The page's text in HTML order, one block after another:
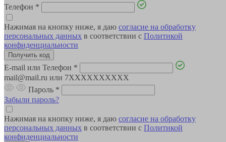
Телефон *
Нажимая на кнопку ниже, я даю согласие на обработку
персональных данных в соответствии с Политикой
конфиденциальности
E-mail или Телефон *
mail@mail.ru или 7XXXXXXXXXX
Пароль *
Забыли пароль?
Нажимая на кнопку ниже, я даю согласие на обработку
персональных данных в соответствии с Политикой
конфиденциальности